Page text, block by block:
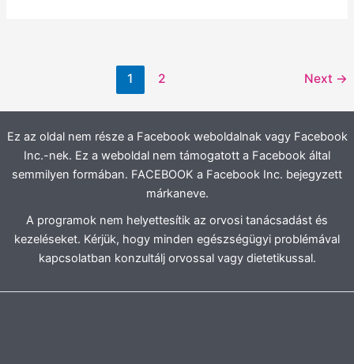
1 2 Next →
Ez az oldal nem része a Facebook weboldalnak vagy Facebook
Inc.-nek. Ez a weboldal nem támogatott a Facebook által
semmilyen formában. FACEBOOK a Facebook Inc. bejegyzett
márkaneve.
A programok nem helyettesítik az orvosi tanácsadást és
kezeléseket. Kérjük, hogy minden egészségügyi problémával
kapcsolatban konzultálj orvossal vagy dietetikussal.